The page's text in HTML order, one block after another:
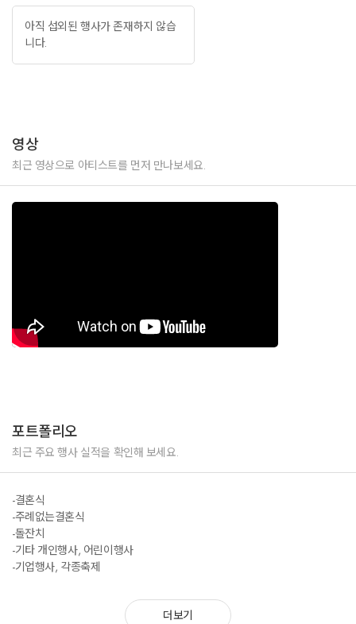
아직 섭외된 행사가 존재하지 않습
니다.
영상
최근 영상으로 아티스트를 먼저 만나보세요.
포트폴리오
최근 주요 행사 실적을 확인해 보세요.
-결혼식
-주례없는결혼식
-돌잔치
-기타 개인행사, 어린이행사
-기업행사, 각종축제
더보기